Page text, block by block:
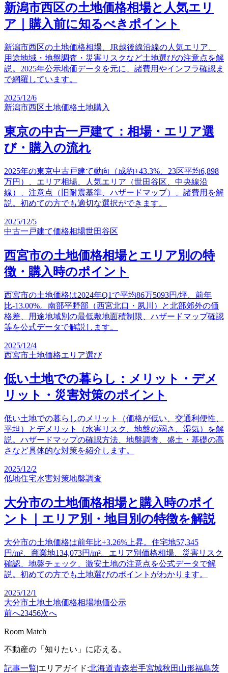
新潟市西区の土地価格相場と人気エリ
ア｜購入前に知るべきポイント
新潟市西区の土地価格相場、JR越後線沿線の人気エリア、
用途地域・地盤調査・災害リスクなど土地選びの注意点を解
説。2025年公示地価データを元に、諸費用やインフラ確認ま
で網羅しています。
2025/12/6
新潟市西区土地価格土地購入
東京の中古一戸建て：相場・エリア選
び・購入の流れ
2025年の東京中古戸建て動向（成約+43.3%、23区平均6,898
万円）、エリア相場、人気エリア（世田谷区、中央線沿
線）、注意点（旧耐震基準、ハザードマップ）、諸費用を解
説。初めての方でも適切な選択ができます。
2025/12/5
中古一戸建て価格相場世田谷区
西宮市の土地価格相場とエリア別の特
徴・購入時のポイント
西宮市の土地価格は2024年Q1で平均86万5093円/坪、前年
比-13.00%。南部平野部（西宮北口・夙川）と北部郊外の価
格差、用途地域別の最低敷地面積制限、ハザードマップ確認
等を公式データで解説します。
2025/12/4
西宮市土地価格エリア選び
低い土地での暮らし：メリット・デメ
リット・災害対策のポイント
低い土地での暮らしのメリット（価格が低い、交通利便性、
平坦）とデメリット（水害リスク、地盤の弱さ、湿気）を解
説。ハザードマップの確認方法、地盤調査、盛土・基礎の高
さなど具体的な対策を紹介します。
2025/12/2
低地住宅水害対策地盤調査
大分市の土地価格相場と購入時のポイ
ント｜エリア別・地目別の特徴を解説
大分市の土地価格は前年比+3.26%上昇。住宅地57,345
円/m²、商業地134,073円/m²。エリア別価格相場、災害リスク
確認、地盤チェック、激安土地の注意点を公式データで解
説。初めての方でも土地選びのポイントがわかります。
2025/12/1
大分市土地土地価格相場地価公示
前へ23456次へ
Room Match
不動産の「知りたい」に応える。
記事一覧|エリアガイド:北海道青森岩手宮城秋田 山形福島茨